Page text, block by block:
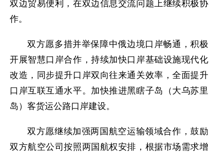
双边贸易便利，在双边信息交流问题上继续积极协
作。
双方愿多措并举保障中俄边境口岸畅通，积极
开展智慧口岸合作，持续加快口岸基础设施现代化
改造，同步提升口岸双向往来通关效率，全面提升
口岸互联互通水平。加快推进黑瞎子岛（大乌苏里
岛）客货运公路口岸建设。
双方愿继续加强两国航空运输领域合作，鼓励
双方航空公司按照两国航权安排，根据市场需求增